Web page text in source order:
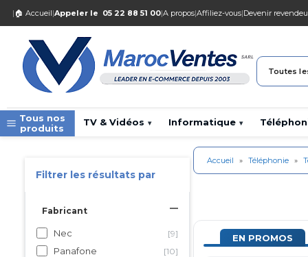
| 🏠 Accueil|Appeler le 05 22 88 51 00|A propos|Affiliez-vous|Devenir
Toutes
Tous nos
produits
TV & Vidéos ▾ Informatique ▾
Filtrer les résultats par
Fabricant
Nec [9]
Panafone [10]
Accueil » Téléphonie »
EN PROMOS